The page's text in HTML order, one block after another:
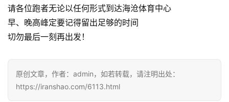
请各位跑者无论以任何形式到达海沧体育中心
早、晚高峰定要记得留出足够的时间
切勿最后一刻再出发！
原创文章，作者：admin，如若转载，请注明出处：
https://iranshao.com/6113.html